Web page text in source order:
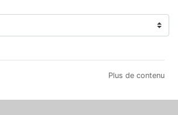
Plus de contenu